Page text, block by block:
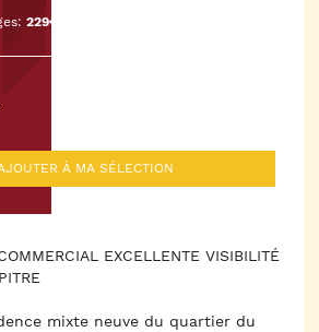
229€ HT/mois
À MA SÉLECTION
EXCELLENTE VISIBILITÉ
mixte neuve du quartier du